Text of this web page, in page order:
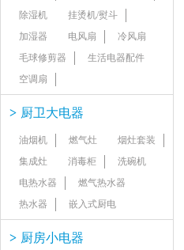
除湿机
挂烫机/熨斗
加湿器
电风扇
冷风扇
毛球修剪器
生活电器配件
空调扇
> 厨卫大电器
油烟机 燃气灶
烟灶套装
集成灶
消毒柜
洗碗机
电热水器
燃气热水器
热水器
嵌入式厨电
> 厨房小电器